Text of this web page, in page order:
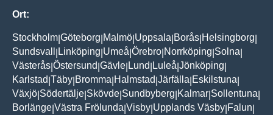
Ort:
Stockholm Göteborg Malmö Uppsala Borås Helsingborg
Sundsvall
Linköping Umeå Örebro Norrköping Solna
Västerås Östersund Gävle Lund Luleå Jönköping
Karlstad Täby Bromma Halmstad Järfälla Eskilstuna
Växjö Södertälje Skövde Sundbyberg Kalmar Sollentuna
Borlänge Västra Frölunda Visby Upplands Väsby Falun